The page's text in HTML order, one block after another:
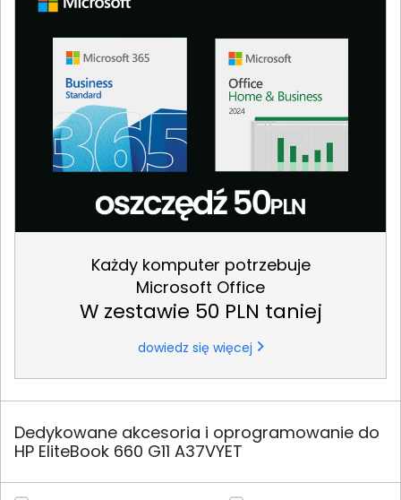
Każdy komputer potrzebuje
Microsoft Office
W zestawie 50 PLN taniej
dowiedz się więcej
Dedykowane akcesoria i oprogramowanie do
HP EliteBook 660 G11 A37VYET